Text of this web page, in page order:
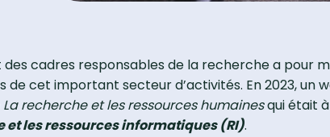
cadres responsables de la recherche a pour
cet important secteur d’activités. En 2023, un
La recherche et les ressources humainesqui était à
et les ressources informatiques (RI).